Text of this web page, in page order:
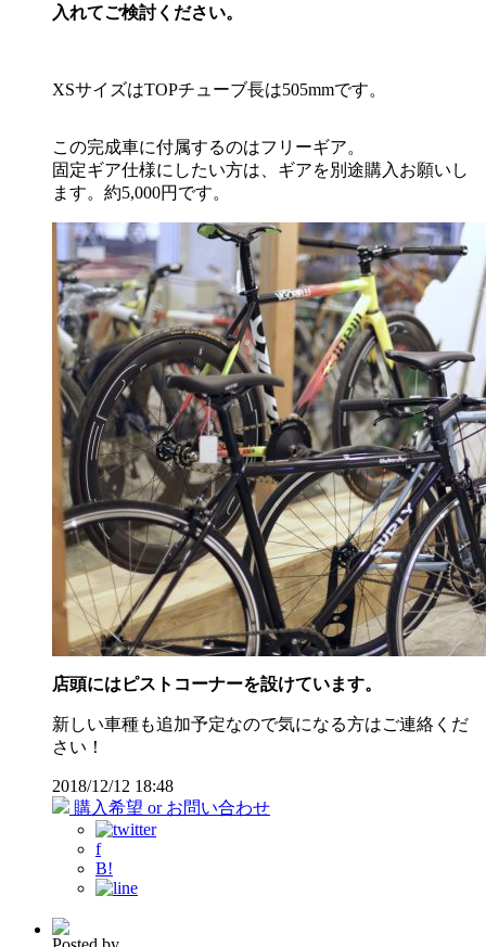
入れてご検討ください。
XSサイズはTOPチューブ長は505mmです。
この完成車に付属するのはフリーギア。
固定ギア仕様にしたい方は、ギアを別途購入お願いし
ます。約5,000円です。
店頭にはピストコーナーを設けています。
新しい車種も追加予定なので気になる方はご連絡くだ
さい！
2018/12/12 18:48
購入希望 or お問い合わせ
f
B!